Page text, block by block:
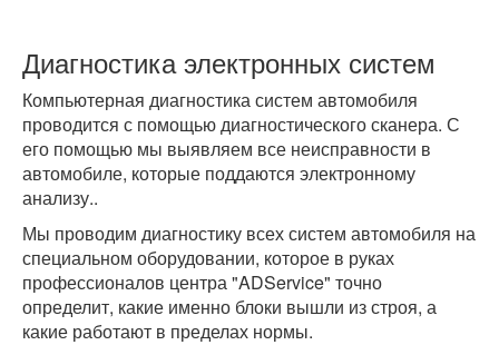
Диагностика электронных систем
Компьютерная диагностика систем автомобиля
проводится с помощью диагностического сканера. С
его помощью мы выявляем все неисправности в
автомобиле, которые поддаются электронному
анализу..
Мы проводим диагностику всех систем автомобиля на
специальном оборудовании, которое в руках
профессионалов центра "ADService" точно
определит, какие именно блоки вышли из строя, а
какие работают в пределах нормы.